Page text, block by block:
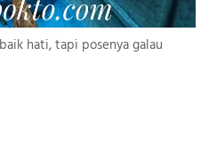
hati, tapi posenya galau